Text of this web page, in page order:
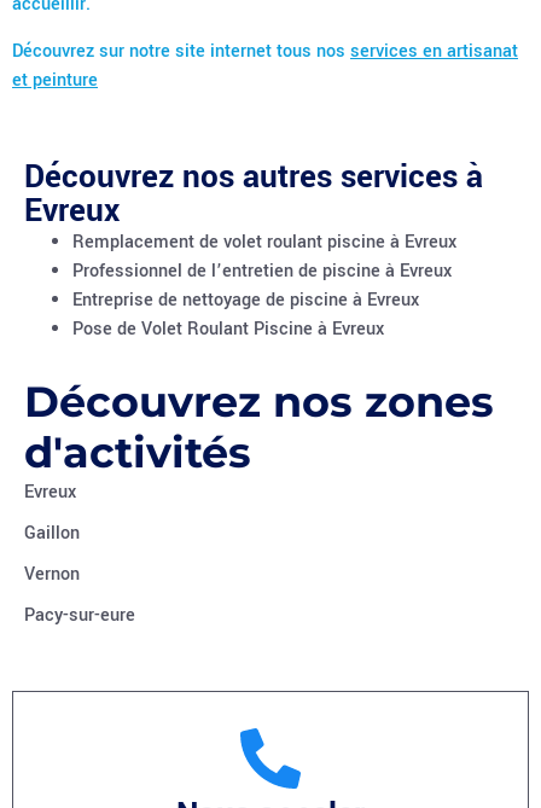
Découvrez sur notre site internet tous nos services en artisanat
et peinture
Découvrez nos autres services à
Evreux
Remplacement de volet roulant piscine à Evreux
Professionnel de l’entretien de piscine à Evreux
Entreprise de nettoyage de piscine à Evreux
Pose de Volet Roulant Piscine à Evreux
Découvrez nos zones
d'activités
Evreux
Gaillon
Vernon
Pacy-sur-eure